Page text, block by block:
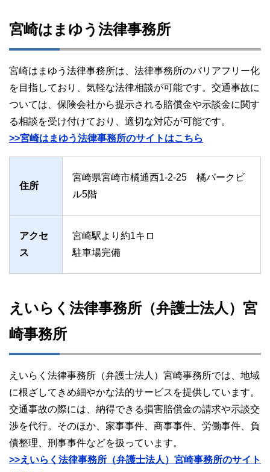
宮崎はまゆう法律事務所
宮崎はまゆう法律事務所は、法律事務所のバリアフリー化
を目指しており、気軽な法律相談が可能です。交通事故に
ついては、保険会社から提示される賠償金や示談金に関す
る相談を受け付けており、適切な対応が可能です。
>>宮崎はまゆう法律事務所のサイトはこちら
住所
宮崎県宮崎市橘通西1-2-25 橘パークビ
ル5階
アクセ
ス
宮崎駅より約1キロ
駐車場完備
えいらく法律事務所（弁護士法人）宮
崎事務所
えいらく法律事務所（弁護士法人）宮崎事務所では、地域
に根ざしてきめ細やかな法的サービスを提供しています。
交通事故の際には、納得できる損害賠償金の請求や示談交
渉を代行。そのほか、家事事件、商事事件、労働事件、負
債整理、刑事事件などを扱っています。
>>えいらく法律事務所（弁護士法人）宮崎事務所のサイト